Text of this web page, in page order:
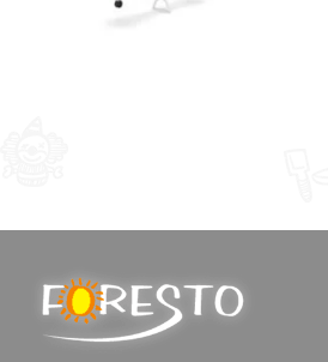
Producent Street
Siłownie plenerowe –